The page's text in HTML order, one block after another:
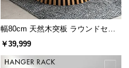
幅80cm 天然木突板 ラウンドセン
ターテーブル 美しい格子デザイン
￥39,999